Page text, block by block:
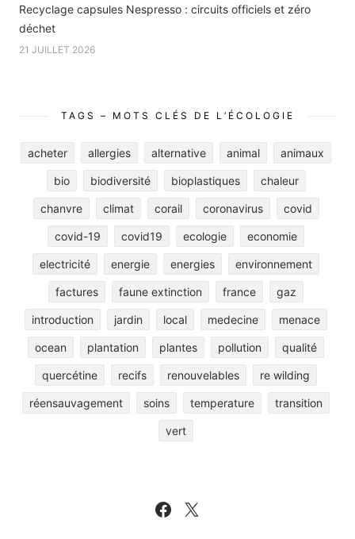
Recyclage capsules Nespresso : circuits officiels et zéro
déchet
21 JUILLET 2026
TAGS – MOTS CLÉS DE L’ÉCOLOGIE
acheter allergies alternative animal animaux
bio biodiversité bioplastiques chaleur
chanvre climat corail coronavirus covid
covid-19 covid19 ecologie economie
electricité energie energies environnement
factures faune extinction france gaz
introduction jardin local medecine menace
ocean plantation plantes pollution qualité
quercétine recifs renouvelables re wilding
réensauvagement soins temperature transition
vert